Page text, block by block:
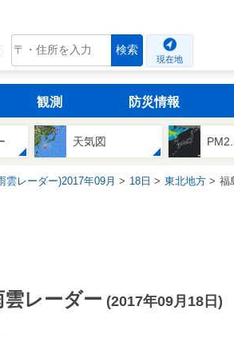
tenki.jp 検索
現在地
観測 防災情報
天気図
雲レーダー)2017年09月 18日 東北地方 福
レーダー (2017年09月18日)